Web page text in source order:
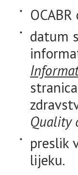
datum
Quality
preslik
lijeku.